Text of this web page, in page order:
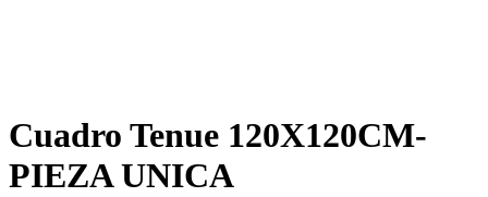
Cuadro Tenue 120X120CM-
PIEZA UNICA